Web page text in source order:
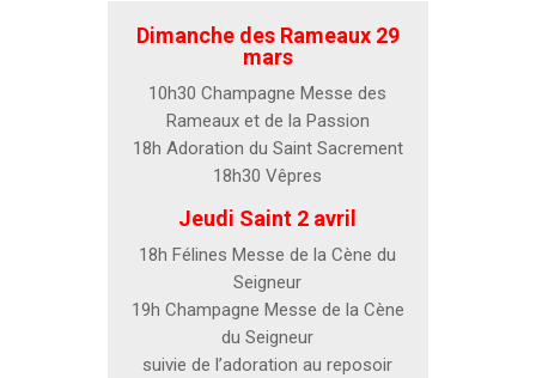
Dimanche des Rameaux 29
mars
10h30 Champagne Messe des
Rameaux et de la Passion
18h Adoration du Saint Sacrement
18h30 Vêpres
Jeudi Saint 2 avril
18h Félines Messe de la Cène du
Seigneur
19h Champagne Messe de la Cène
du Seigneur
suivie de l’adoration au reposoir